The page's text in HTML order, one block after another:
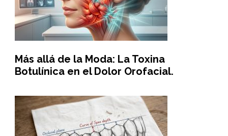
Más allá de la Moda: La Toxina
Botulínica en el Dolor Orofacial.